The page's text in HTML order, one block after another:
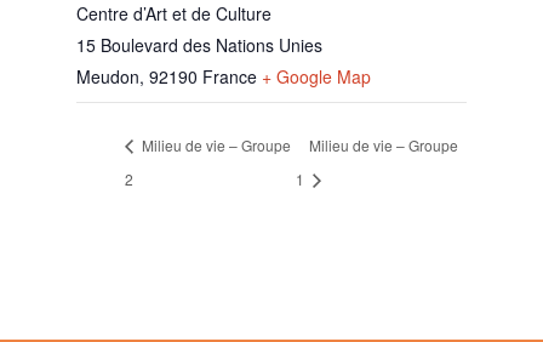
Centre d’Art et de Culture
15 Boulevard des Nations Unies
Meudon, 92190 France + Google Map
Milieu de vie – Groupe
2
Milieu de vie – Groupe
1